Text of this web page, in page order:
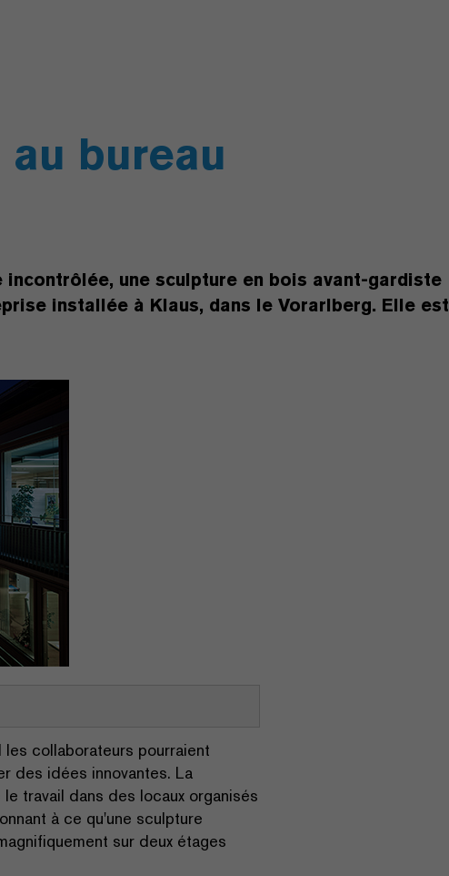
bureau
incontrôlée, une sculpture en bois avant-gardiste
installée à Klaus, dans le Vorarlberg. Elle est
collaborateurs pourraient
des idées innovantes. La
travail dans des locaux organisés
à ce qu'une sculpture
sur deux étages